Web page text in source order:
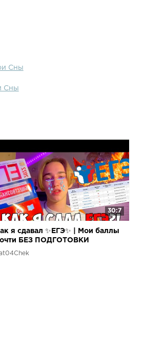
Сны
Сны
30:7
я сдавал ✨ЕГЭ✨ | Мои баллы
БЕЗ ПОДГОТОВКИ